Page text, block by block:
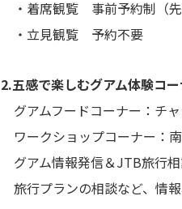
・着席観覧 事前予約制（
・立見観覧 予約不要
2.五感で楽しむグアム体験コ
グアムフードコーナー：チ
ワークショップコーナー：
グアム情報発信＆JTB旅行
旅行プランの相談など、情